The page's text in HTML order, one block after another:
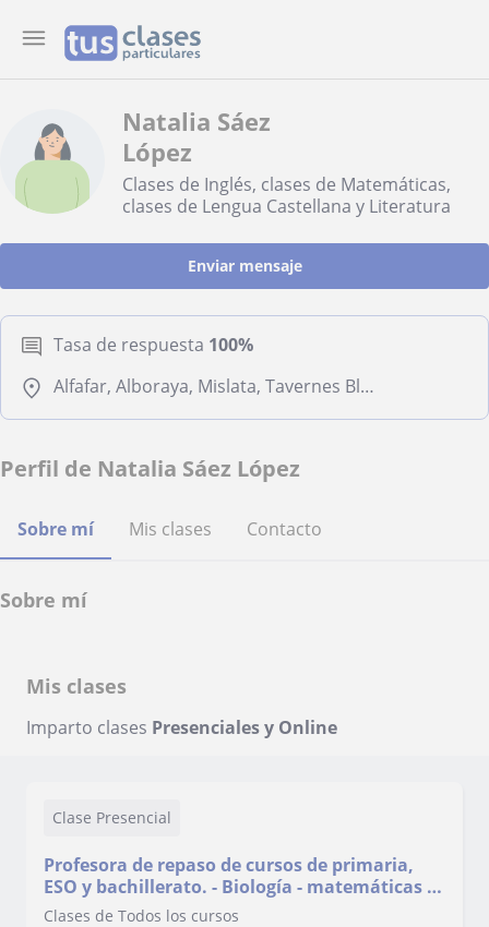
Natalia Sáez
López
Clases de Inglés, clases de Matemáticas,
clases de Lengua Castellana y Literatura
Enviar mensaje
Tasa de respuesta 100%
Alfafar, Alboraya, Mislata, Tavernes Blanques, Valencia (Ciudad)
Perfil de Natalia Sáez López
Sobre mí Mis clases Contacto
Sobre mí
Mis clases
Imparto clases Presenciales y Online
Clase Presencial
Profesora de repaso de cursos de primaria,
ESO y bachillerato. - Biología - matemáticas -
castellano - inglés - valenciano
Clases de Todos los cursos